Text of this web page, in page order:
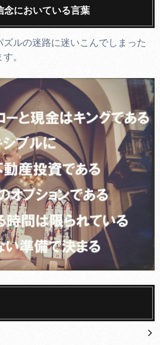
念においている言葉
ルの迷路に迷いこんでしまった
。